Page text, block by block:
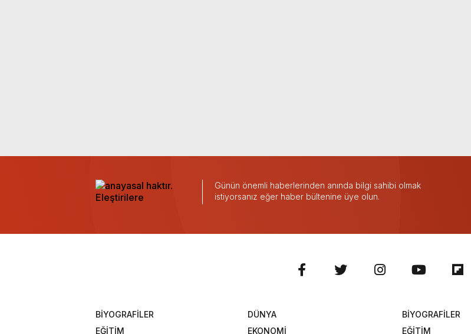
Günün önemli haberlerinden anında bilgi sahibi olmak
istiyorsanız eğer haber bültenine üye olun.
BİYOGRAFİLER
DÜNYA
EĞİTİM
EKONOMİ
BİYOGRAFİLER
EĞİTİM